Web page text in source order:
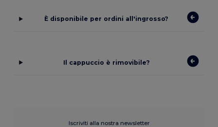
È disponibile per ordini all'ingrosso?
Il cappuccio è rimovibile?
Iscriviti alla nostra newsletter